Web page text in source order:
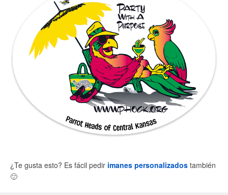
¿Te gusta esto? Es fácil pedir imanes personalizados también
🙂